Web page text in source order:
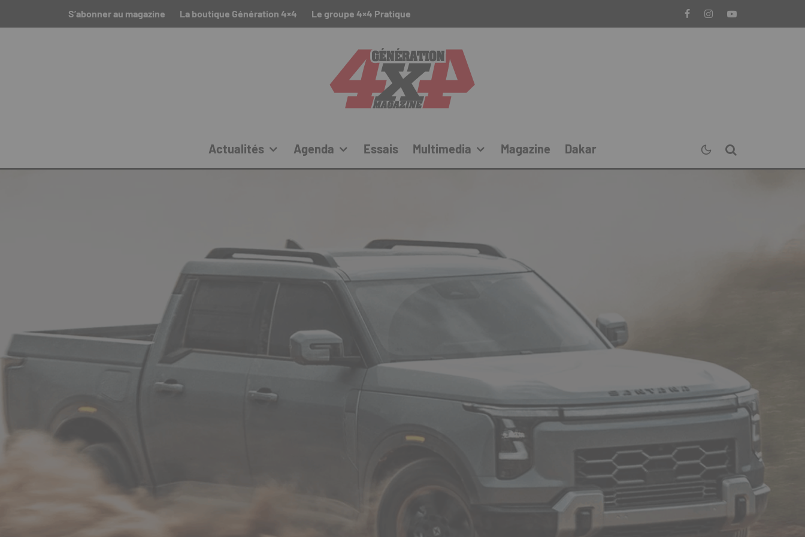
S’abonner au magazine La boutique Génération 4×4 Le groupe 4×4 Pratique
Actualités Agenda Essais Multimedia Magazine Dakar